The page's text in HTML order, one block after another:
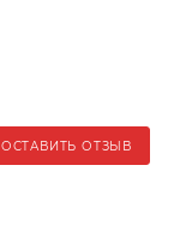
ОСТАВИТЬ ОТЗЫВ